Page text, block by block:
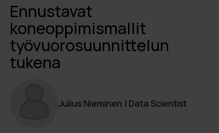
Ennustavat
koneoppimismallit
työvuorosuunnittelun
tukena
Julius Nieminen | Data Scientist